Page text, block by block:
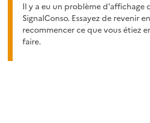
Il y a eu un problème d'affichage
SignalConso. Essayez de revenir
recommencer ce que vous étiez
faire.